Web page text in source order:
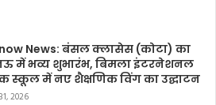
News: बंसल क्लासेस (कोटा) का
में भव्य शुभारंभ, बिमला इंटरनेशनल
स्कूल में नए शैक्षणिक विंग का उद्घाटन
2026